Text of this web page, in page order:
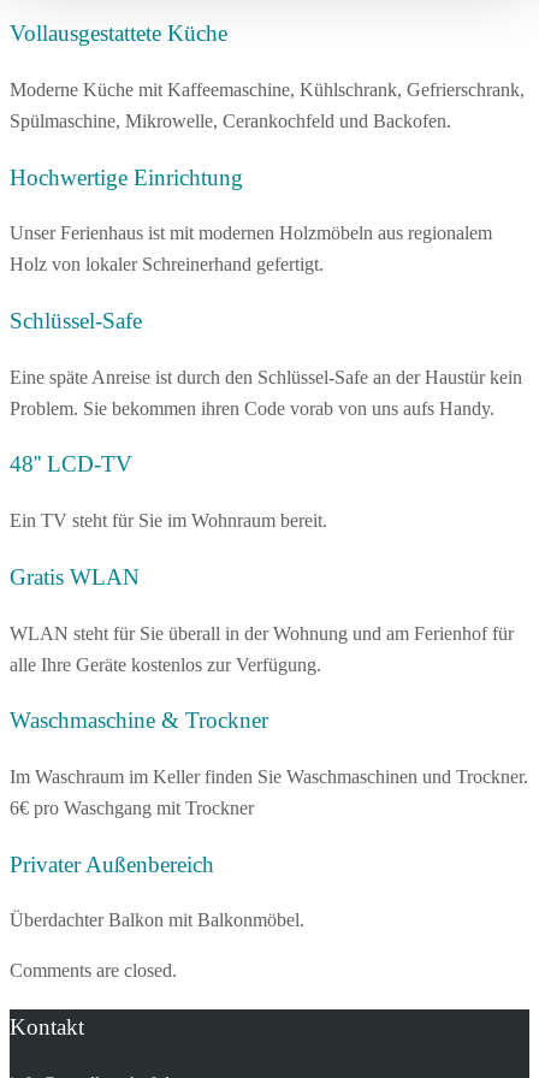
Vollausgestattete Küche
Moderne Küche mit Kaffeemaschine, Kühlschrank, Gefrierschrank,
Spülmaschine, Mikrowelle, Cerankochfeld und Backofen.
Hochwertige Einrichtung
Unser Ferienhaus ist mit modernen Holzmöbeln aus regionalem
Holz von lokaler Schreinerhand gefertigt.
Schlüssel-Safe
Eine späte Anreise ist durch den Schlüssel-Safe an der Haustür kein
Problem. Sie bekommen ihren Code vorab von uns aufs Handy.
48'' LCD-TV
Ein TV steht für Sie im Wohnraum bereit.
Gratis WLAN
WLAN steht für Sie überall in der Wohnung und am Ferienhof für
alle Ihre Geräte kostenlos zur Verfügung.
Waschmaschine & Trockner
Im Waschraum im Keller finden Sie Waschmaschinen und Trockner.
6€ pro Waschgang mit Trockner
Privater Außenbereich
Überdachter Balkon mit Balkonmöbel.
Comments are closed.
Kontakt